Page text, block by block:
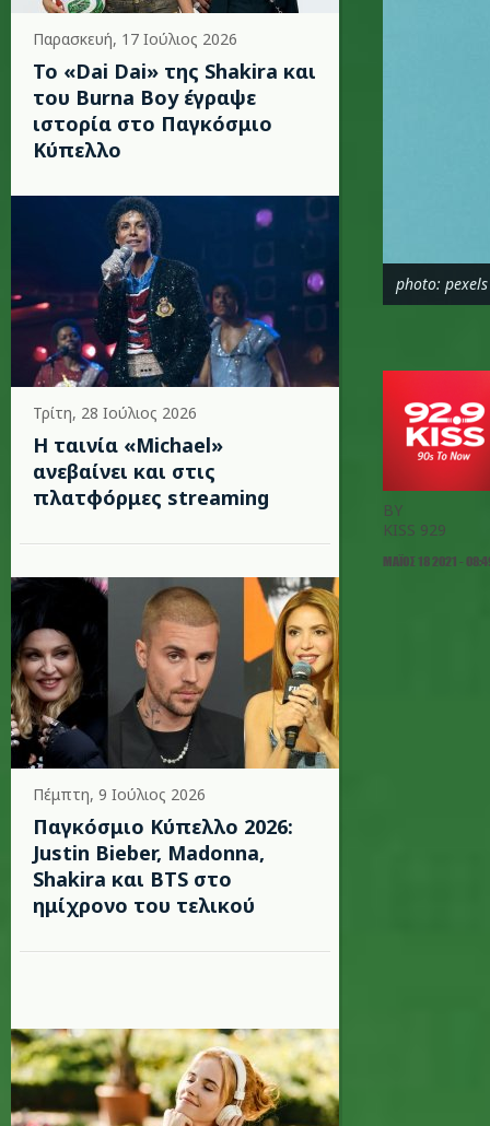
Παρασκευή, 17 Ιούλιος 2026
To «Dai Dai» της Shakira και
του Burna Boy έγραψε
ιστορία στο Παγκόσμιο
Κύπελλο
Τρίτη, 28 Ιούλιος 2026
Η ταινία «Michael»
ανεβαίνει και στις
πλατφόρμες streaming
Πέμπτη, 9 Ιούλιος 2026
Παγκόσμιο Κύπελλο 2026:
Justin Bieber, Madonna,
Shakira και BTS στο
ημίχρονο του τελικού
photo: pexels
BY
KISS 929
ΜΆΙΟΣ 18 2021 -